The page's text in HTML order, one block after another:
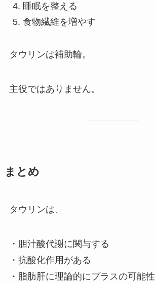
睡眠を整える
食物繊維を増やす
タウリンは補助輪。
主役ではありません。
まとめ
タウリンは、
・胆汁酸代謝に関与する
・抗酸化作用がある
・脂肪肝に理論的にプラスの可能性